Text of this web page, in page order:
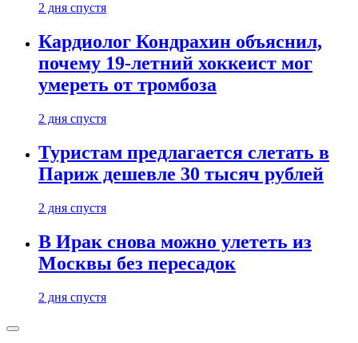
2 дня спустя
Кардиолог Кондрахин объяснил,
почему 19-летний хоккеист мог
умереть от тромбоза
2 дня спустя
Туристам предлагается слетать в
Париж дешевле 30 тысяч рублей
2 дня спустя
В Ирак снова можно улететь из
Москвы без пересадок
2 дня спустя